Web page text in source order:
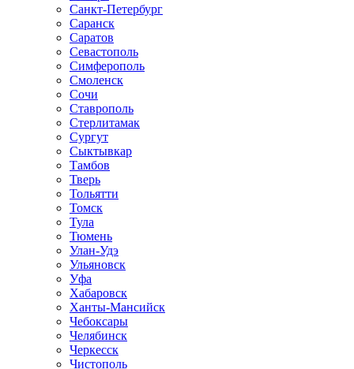
Санкт-Петербург
Саранск
Саратов
Севастополь
Симферополь
Смоленск
Сочи
Ставрополь
Стерлитамак
Сургут
Сыктывкар
Тамбов
Тверь
Тольятти
Томск
Тула
Тюмень
Улан-Удэ
Ульяновск
Уфа
Хабаровск
Ханты-Мансийск
Чебоксары
Челябинск
Черкесск
Чистополь